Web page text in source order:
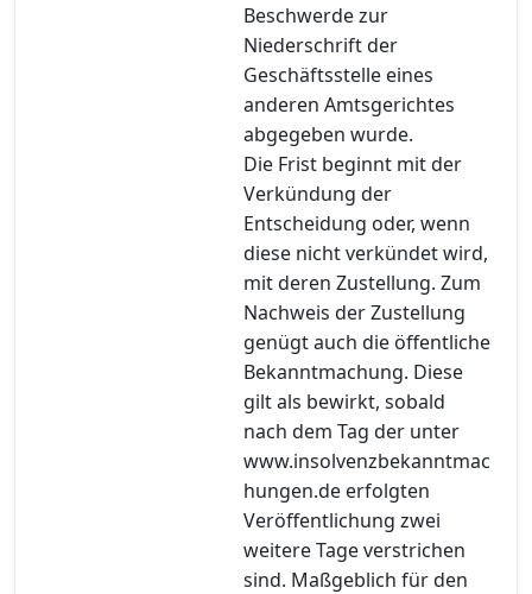
Beschwerde zur
Niederschrift der
Geschäftsstelle eines
anderen Amtsgerichtes
abgegeben wurde.
Die Frist beginnt mit der
Verkündung der
Entscheidung oder, wenn
diese nicht verkündet wird,
mit deren Zustellung. Zum
Nachweis der Zustellung
genügt auch die öffentliche
Bekanntmachung. Diese
gilt als bewirkt, sobald
nach dem Tag der unter
www.insolvenzbekanntmac
hungen.de erfolgten
Veröffentlichung zwei
weitere Tage verstrichen
sind. Maßgeblich für den